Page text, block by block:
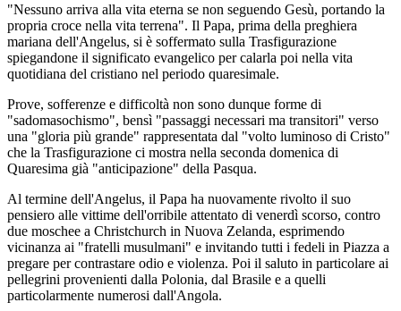
"Nessuno arriva alla vita eterna se non seguendo Gesù, portando la
propria croce nella vita terrena". Il Papa, prima della preghiera
mariana dell'Angelus, si è soffermato sulla Trasfigurazione
spiegandone il significato evangelico per calarla poi nella vita
quotidiana del cristiano nel periodo quaresimale.
Prove, sofferenze e difficoltà non sono dunque forme di
"sadomasochismo", bensì "passaggi necessari ma transitori" verso
una "gloria più grande" rappresentata dal "volto luminoso di Cristo"
che la Trasfigurazione ci mostra nella seconda domenica di
Quaresima già "anticipazione" della Pasqua.
Al termine dell'Angelus, il Papa ha nuovamente rivolto il suo
pensiero alle vittime dell'orribile attentato di venerdì scorso, contro
due moschee a Christchurch in Nuova Zelanda, esprimendo
vicinanza ai "fratelli musulmani" e invitando tutti i fedeli in Piazza a
pregare per contrastare odio e violenza. Poi il saluto in particolare ai
pellegrini provenienti dalla Polonia, dal Brasile e a quelli
particolarmente numerosi dall'Angola.